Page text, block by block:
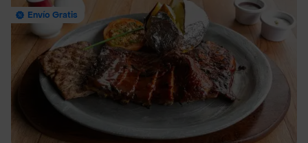
Envío Gratis